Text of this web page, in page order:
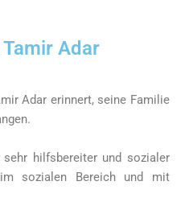
Adar
Adar erinnert, seine Familie
hilfsbereiter und sozialer
sozialen Bereich und mit